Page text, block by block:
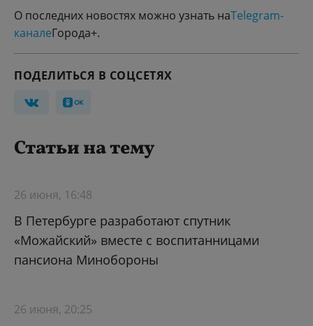
О последних новостях можно узнать наTelegram-
каналеГорода+.
ПОДЕЛИТЬСЯ В СОЦСЕТЯХ
Статьи на тему
26 июня, 16:48
В Петербурге разработают спутник
«Можайский» вместе с воспитанницами
пансиона Минобороны
26 июня, 20:25